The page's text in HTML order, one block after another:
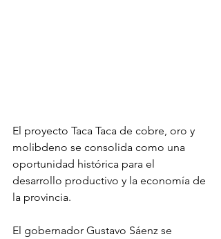
El proyecto Taca Taca de cobre, oro y
molibdeno se consolida como una
oportunidad histórica para el
desarrollo productivo y la economía de
la provincia.
El gobernador Gustavo Sáenz se